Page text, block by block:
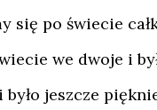
się po świecie
we dwoje i
jeszcze